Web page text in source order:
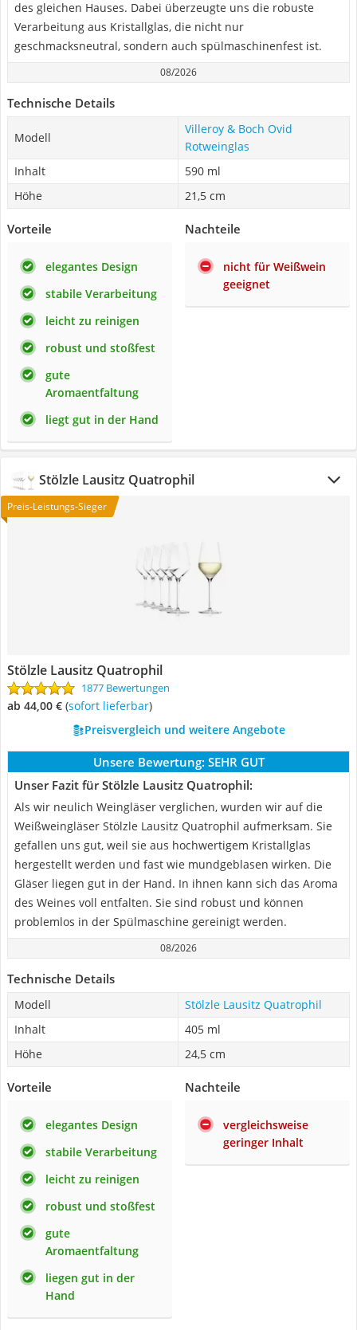
des gleichen Hauses. Dabei überzeugte uns die robuste
Verarbeitung aus Kristallglas, die nicht nur
geschmacksneutral, sondern auch spülmaschinenfest ist.
08/2026
Technische Details
Modell
Villeroy & Boch Ovid
Rotweinglas
Inhalt
590 ml
Höhe
21,5 cm
Vorteile
elegantes Design
stabile Verarbeitung
leicht zu reinigen
robust und stoßfest
gute
Aromaentfaltung
liegt gut in der Hand
Nachteile
nicht für Weißwein
geeignet
Stölzle Lausitz Quatrophil
Preis-Leistungs-Sieger
Stölzle Lausitz Quatrophil
1877 Bewertungen
ab 44,00 € ( Sofort lieferbar)
Preisvergleich und weitere Angebote
Unsere Bewertung: SEHR GUT
Unser Fazit für Stölzle Lausitz Quatrophil:
Als wir neulich Weingläser verglichen, wurden wir auf die
Weißweingläser Stölzle Lausitz Quatrophil aufmerksam. Sie
gefallen uns gut, weil sie aus hochwertigem Kristallglas
hergestellt werden und fast wie mundgeblasen wirken. Die
Gläser liegen gut in der Hand. In ihnen kann sich das Aroma
des Weines voll entfalten. Sie sind robust und können
problemlos in der Spülmaschine gereinigt werden.
08/2026
Technische Details
Modell
Stölzle Lausitz Quatrophil
Inhalt
405 ml
Höhe
24,5 cm
Vorteile
elegantes Design
stabile Verarbeitung
leicht zu reinigen
robust und stoßfest
gute
Aromaentfaltung
liegen gut in der
Hand
Nachteile
vergleichsweise
geringer Inhalt